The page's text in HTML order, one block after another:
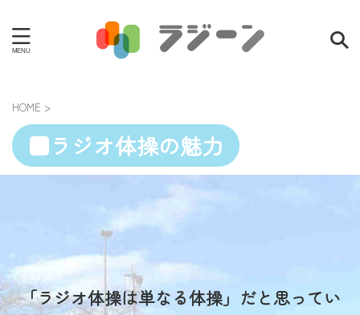
HOME >
■ラジオ体操の魅力
「ラジオ体操は単なる体操」だと思ってい